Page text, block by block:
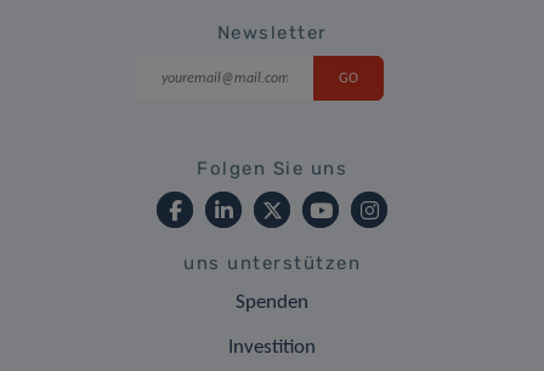
Newsletter
Folgen Sie uns
uns unterstützen
Spenden
Investition